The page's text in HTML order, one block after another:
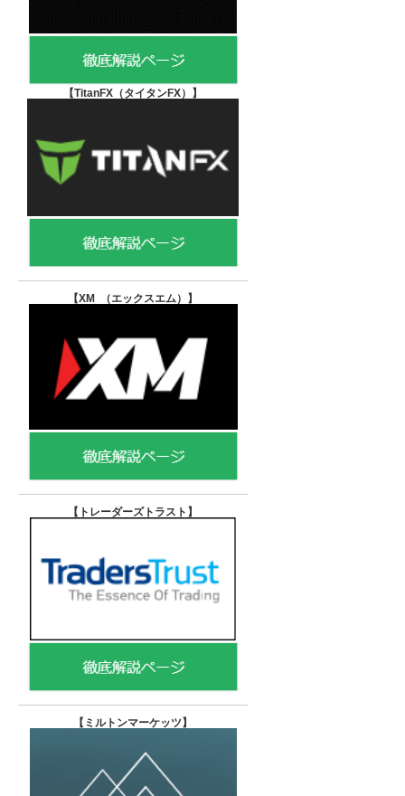
【TitanFX（タイタンFX） 】
【XM （エックスエム） 】
【トレーダーズトラスト 】
【 ミルトンマーケッツ】